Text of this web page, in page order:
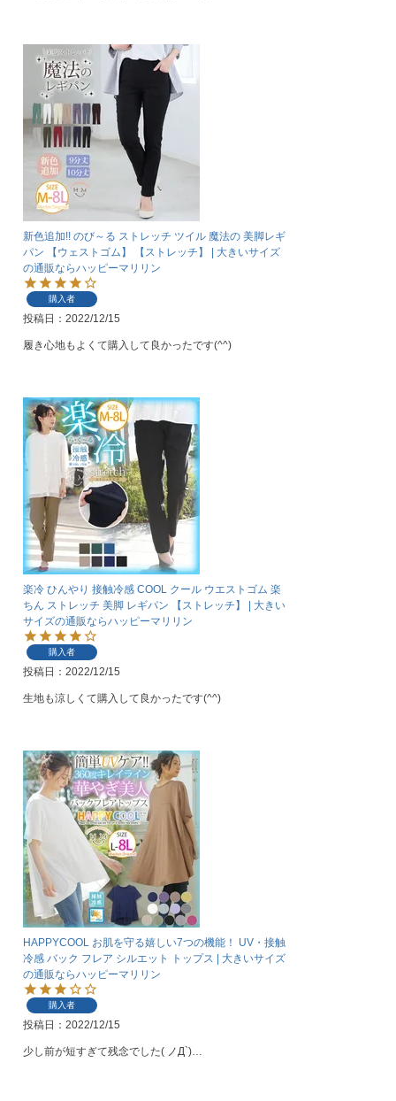
新色追加!! のび～る ストレッチ ツイル 魔法の 美脚レギ
パン 【ウェストゴム】 【ストレッチ】 | 大きいサイズ
の通販ならハッピーマリリン
購入者
投稿日 2022/12/15
履き心地もよくて購入して良かったです(^^)
楽冷 ひんやり 接触冷感 COOL クール ウエストゴム 楽
ちん ストレッチ 美脚 レギパン 【ストレッチ】 | 大きい
サイズの通販ならハッピーマリリン
購入者
投稿日 2022/12/15
生地も涼しくて購入して良かったです(^^)
HAPPYCOOL お肌を守る嬉しい7つの機能！ UV・接触
冷感 バック フレア シルエット トップス | 大きいサイズ
の通販ならハッピーマリリン
購入者
投稿日 2022/12/15
少し前が短すぎて残念でした( ノД`)…